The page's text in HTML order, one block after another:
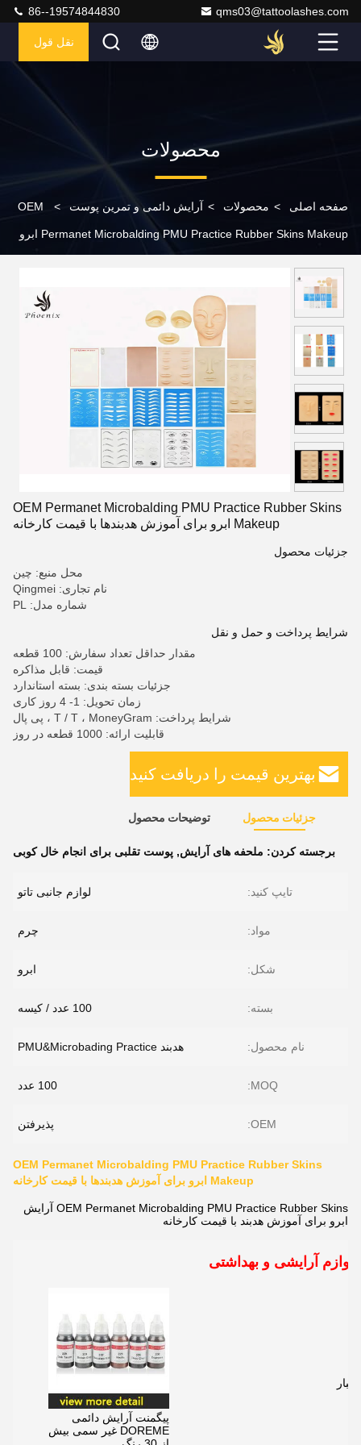
qms03@tattoolashes.com
86--19574844830
نقل قول
محصولات
صفحه اصلی > محصولات > آرایش دائمی و تمرین پوست >
OEM
Permanet Microbalding PMU Practice Rubber Skins Makeup ابرو
OEM Permanet Microbalding PMU Practice Rubber Skins
Makeup ابرو برای آموزش هدبندها با قیمت کارخانه
جزئیات محصول
محل منبع: چین
نام تجاری: Qingmei
شماره مدل: PL
شرایط پرداخت و حمل و نقل
مقدار حداقل تعداد سفارش: 100 قطعه
قیمت: قابل مذاکره
جزئیات بسته بندی: بسته استاندارد
زمان تحویل: 1- 4 روز کاری
شرایط پرداخت: T / T ، MoneyGram ، پی پال
قابلیت ارائه: 1000 قطعه در روز
بهترین قیمت را دریافت کنید
جزئیات محصول توضیحات محصول
برجسته کردن: ملحفه های آرایش, پوست تقلبی برای انجام خال کوبی
تایپ کنید: لوازم جانبی تاتو
مواد: چرم
شکل: ابرو
بسته: 100 عدد / کیسه
نام محصول: هدبند PMU&Microbading Practice
MOQ: 100 عدد
OEM: پذیرفتن
OEM Permanet Microbalding PMU Practice Rubber Skins
Makeup ابرو برای آموزش هدبندها با قیمت کارخانه
OEM Permanet Microbalding PMU Practice Rubber Skins آرایش
ابرو برای آموزش هدبند با قیمت کارخانه
آرایشی و بهداشتی
پیگمنت آرایش دائمی
DOREME غیر سمی بیش